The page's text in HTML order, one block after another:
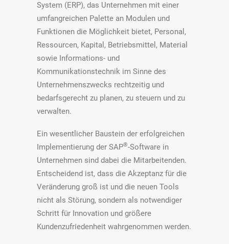
System (ERP), das Unternehmen mit einer
umfangreichen Palette an Modulen und
Funktionen die Möglichkeit bietet, Personal,
Ressourcen, Kapital, Betriebsmittel, Material
sowie Informations- und
Kommunikationstechnik im Sinne des
Unternehmenszwecks rechtzeitig und
bedarfsgerecht zu planen, zu steuern und zu
verwalten.
Ein wesentlicher Baustein der erfolgreichen
Implementierung der SAP®-Software in
Unternehmen sind dabei die Mitarbeitenden.
Entscheidend ist, dass die Akzeptanz für die
Veränderung groß ist und die neuen Tools
nicht als Störung, sondern als notwendiger
Schritt für Innovation und größere
Kundenzufriedenheit wahrgenommen werden.